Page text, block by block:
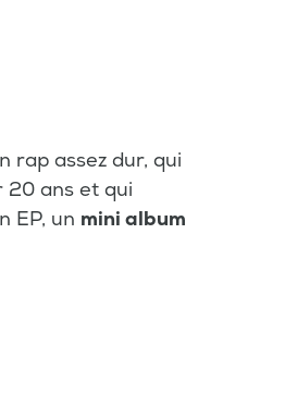
rap assez dur, qui
20 ans et qui
EP, un mini album